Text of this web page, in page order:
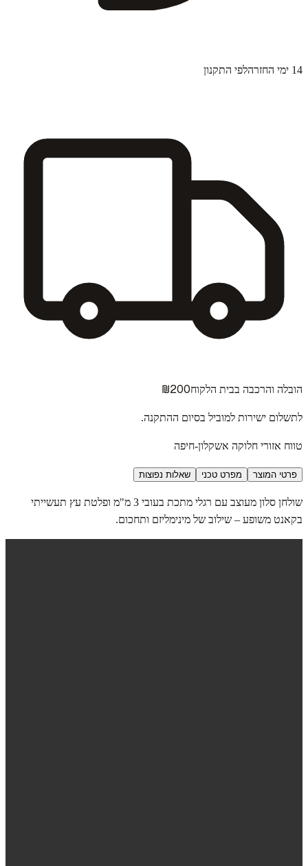
14 ימי החזרה לפי התקנון
הובלה והרכבה בבית הלקוח₪200
לתשלום ישירות למוביל בסיום ההתקנה.
טווח אזורי חלוקה אשקלון-חיפה
פרטי המוצר מפרט טכני שאלות נפוצות
שולחן סלון מעוצב עם רגלי מתכת בעובי 3 מ"מ ופלטת עץ תעשייתי
בקאנט משופע – שילוב של מינימליזם ותחכום.